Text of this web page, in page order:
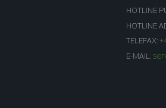
HOTLINE
HOTLINE
TELEFAX:
E-MAIL: